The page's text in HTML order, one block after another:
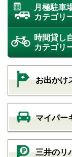
月極駐車
カテゴリ
時間貸し
カテゴリ
お出かけ
マイパー
三井のリ